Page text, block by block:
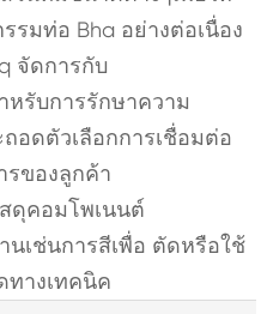
มท่อ Bha อย่างต่อเนื่อง
จัดการกับ
หรับการรักษาความ
อดตัวเลือกการเชื่อมต่อ
รของลูกค้า
ดุคอมโพเนนต์
นเช่นการสีเพื่อ ตัดหรือใช้
ทางเทคนิค